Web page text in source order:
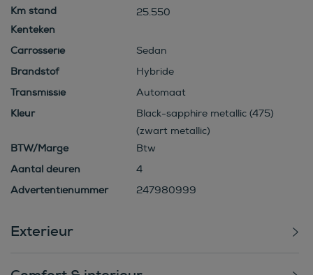
25.550
Kenteken
Carrosserie
Sedan
Brandstof
Hybride
Transmissie
Automaat
Kleur
Black-sapphire metallic (475)
(zwart metallic)
BTW/Marge
Btw
Aantal deuren
4
Advertentienummer
247980999
Exterieur